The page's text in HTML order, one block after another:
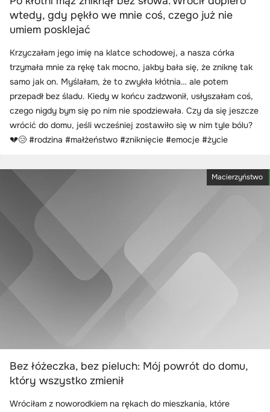
wtedy, gdy pękło we mnie coś, czego już nie
umiem posklejać
Krzyczałam jego imię na klatce schodowej, a nasza córka
trzymała mnie za rękę tak mocno, jakby bała się, że zniknę tak
samo jak on. Myślałam, że to zwykła kłótnia… ale potem
przepadł bez śladu. Kiedy w końcu zadzwonił, usłyszałam coś,
czego nigdy bym się po nim nie spodziewała. Czy da się jeszcze
wrócić do domu, jeśli wcześniej zostawiło się w nim tyle bólu?
💔😢 #rodzina #małżeństwo #zniknięcie #emocje #życie
Macierzyństwo
Bez łóżeczka, bez pieluch: Mój powrót do domu,
który wszystko zmienił
Wróciłam z noworodkiem na rękach do mieszkania, które